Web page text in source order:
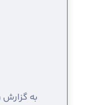
به گزارش